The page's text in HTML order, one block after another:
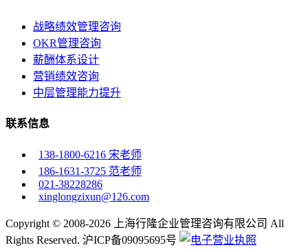
战略绩效管理咨询
OKR管理咨询
薪酬体系设计
营销绩效咨询
中层管理能力提升
联系信息
138-1800-6216 宋老师
186-1631-3725 范老师
021-38228286
xinglongzixun@126.com
Copyright © 2008-2026 上海行隆企业管理咨询有限公司 All
Rights Reserved. 沪ICP备09095695号